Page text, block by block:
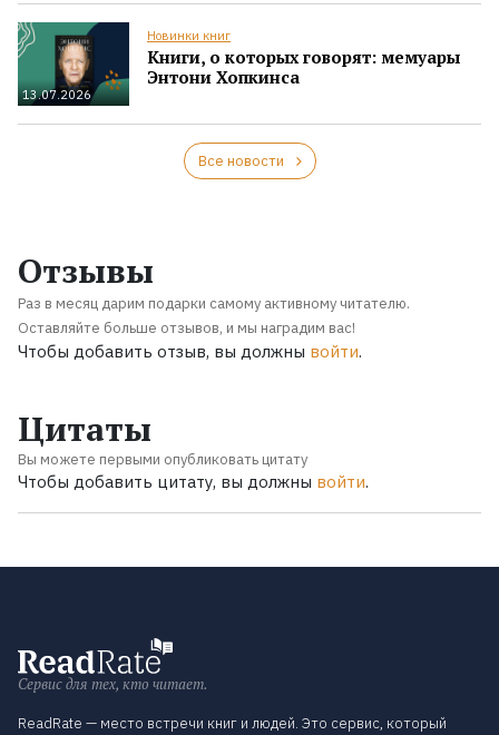
13.07.2026
Новинки книг
Книги, о которых говорят: мемуары
Энтони Хопкинса
Все новости
Отзывы
Раз в месяц дарим подарки самому активному читателю.
Оставляйте больше отзывов, и мы наградим вас!
Чтобы добавить отзыв, вы должны войти.
Цитаты
Вы можете первыми опубликовать цитату
Чтобы добавить цитату, вы должны войти.
Сервис для тех, кто читает.
ReadRate — место встречи книг и людей. Это сервис, который